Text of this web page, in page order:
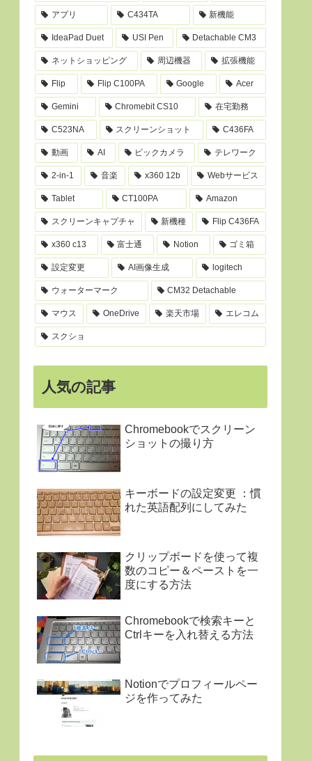
アプリ C434TA 新機能
IdeaPad Duet USI Pen Detachable CM3
ネットショッピング 周辺機器 拡張機能
Flip Flip C100PA Google Acer
Gemini Chromebit CS10 在宅勤務
C523NA スクリーンショット C436FA
動画 AI ビックカメラ テレワーク
2-in-1 音楽 x360 12b Webサービス
Tablet CT100PA Amazon
スクリーンキャプチャ 新機種 Flip C436FA
x360 c13 富士通 Notion ゴミ箱
設定変更 AI画像生成 logitech
ウォーターマーク CM32 Detachable
マウス OneDrive 楽天市場 エレコム
スクショ
人気の記事
Chromebookでスクリーン
ショットの撮り方
キーボードの設定変更 ：慣
れた英語配列にしてみた
クリップボードを使って複
数のコピー＆ペーストを一
度にする方法
Chromebookで検索キーと
Ctrlキーを入れ替える方法
Notionでプロフィールペー
ジを作ってみた